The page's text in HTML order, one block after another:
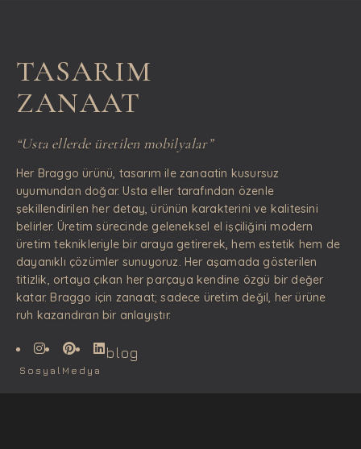
TASARIM
ZANAAT
“Usta ellerde üretilen mobilyalar”
Her Braggo ürünü, tasarım ile zanaatin kusursuz
uyumundan doğar. Usta eller tarafından özenle
şekillendirilen her detay, ürünün karakterini ve kalitesini
belirler. Üretim sürecinde geleneksel el işçiliğini modern
üretim teknikleriyle bir araya getirerek, hem estetik hem de
dayanıklı çözümler sunuyoruz. Her aşamada gösterilen
titizlik, ortaya çıkan her parçaya kendine özgü bir değer
katar. Braggo için zanaat; sadece üretim değil, her ürüne
ruh kazandıran bir anlayıştır.
SosyalMedya
blog